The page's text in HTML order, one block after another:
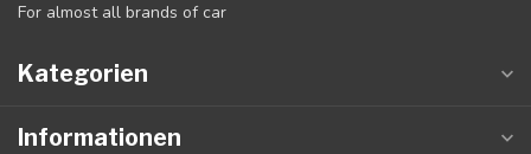
For almost all brands of car
Kategorien
Informationen